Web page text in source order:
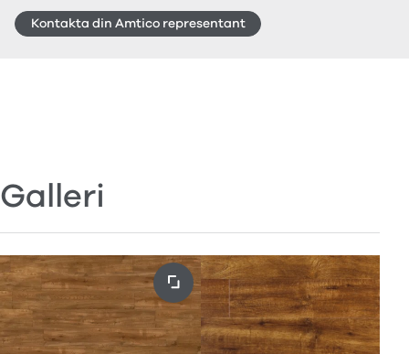
Kontakta din Amtico representant
Galleri